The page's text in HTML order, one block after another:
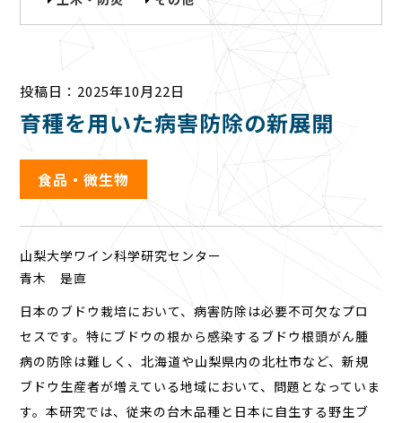
投稿日：2025年10月22日
育種を用いた病害防除の新展開
食品・微生物
山梨大学ワイン科学研究センター
青木 是直
日本のブドウ栽培において、病害防除は必要不可欠なプロ
セスです。特にブドウの根から感染するブドウ根頭がん腫
病の防除は難しく、北海道や山梨県内の北杜市など、新規
ブドウ生産者が増えている地域において、問題となっていま
す。本研究では、従来の台木品種と日本に自生する野生ブ